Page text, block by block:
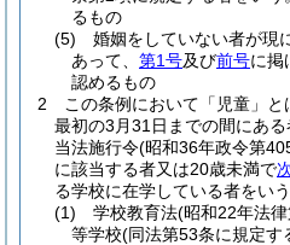
るもの
(5)
婚姻をしていない者が現
あって、 第1号及び前号に掲
認めるもの
2
この条例において「児童」
最初の3月31日までの間にあ
当法施行令(昭和36年政令第
に該当する者又は20歳未満で
る学校に在学している者をいう
(1)
学校教育法(昭和22年法
等学校(同法第53条に規定す